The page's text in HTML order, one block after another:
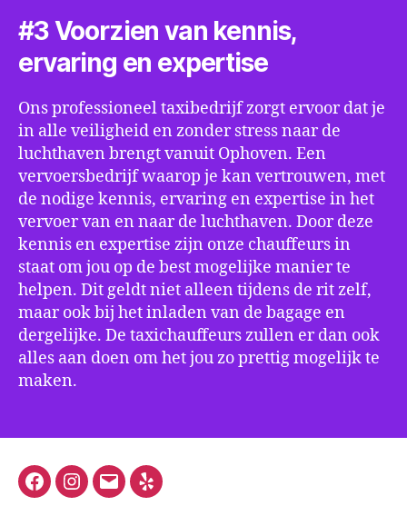
#3 Voorzien van kennis,
ervaring en expertise
Ons professioneel taxibedrijf zorgt ervoor dat je
in alle veiligheid en zonder stress naar de
luchthaven brengt vanuit Ophoven. Een
vervoersbedrijf waarop je kan vertrouwen, met
de nodige kennis, ervaring en expertise in het
vervoer van en naar de luchthaven. Door deze
kennis en expertise zijn onze chauffeurs in
staat om jou op de best mogelijke manier te
helpen. Dit geldt niet alleen tijdens de rit zelf,
maar ook bij het inladen van de bagage en
dergelijke. De taxichauffeurs zullen er dan ook
alles aan doen om het jou zo prettig mogelijk te
maken.
FacebookInstagram
E-
Yelp